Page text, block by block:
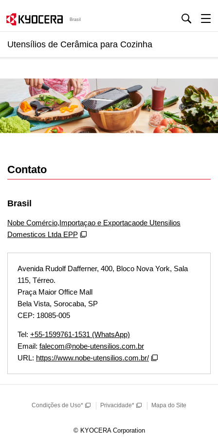
Brasil
Utensílios de Cerâmica para Cozinha
Contato
Brasil
Nobe Comércio,Importaçao e Exportacaode Utensilios
Domesticos Ltda EPP
Avenida Rudolf Dafferner, 400, Bloco Nova York, Sala
115, Térreo.
Praça Maior Office Mall
Bela Vista, Sorocaba, SP
CEP: 18085-005
Tel: +55-1599761-1531 (WhatsApp)
Email: falecom@nobe-utensilios.com.br
URL: https://www.nobe-utensilios.com.br/
Condições de Uso* Privacidade* Mapa do Site
© KYOCERA Corporation